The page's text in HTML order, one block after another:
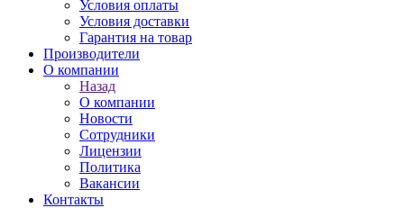
Условия оплаты
Условия доставки
Гарантия на товар
Производители
О компании
Назад
О компании
Новости
Сотрудники
Лицензии
Политика
Вакансии
Контакты